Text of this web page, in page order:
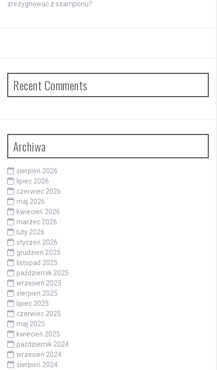
zrezygnować z szamponu?
Recent Comments
Archiwa
sierpień 2026
lipiec 2026
czerwiec 2026
maj 2026
kwiecień 2026
marzec 2026
luty 2026
styczeń 2026
grudzień 2025
listopad 2025
październik 2025
wrzesień 2025
sierpień 2025
lipiec 2025
czerwiec 2025
maj 2025
kwiecień 2025
październik 2024
wrzesień 2024
sierpień 2024